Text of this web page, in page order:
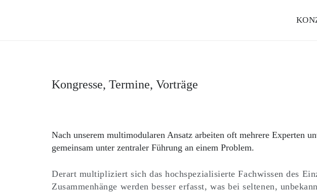
Kongresse, Termine, Vorträge
Nach unserem multimodularen Ansatz arbeiten oft mehrere Experten
gemeinsam unter zentraler Führung an einem Problem.
Derart multipliziert sich das hochspezialisierte Fachwissen des
Zusammenhänge werden besser erfasst, was bei seltenen,